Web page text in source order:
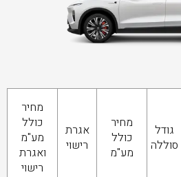
גודל
סוללה
מחיר
כולל
מע"מ
אגרת
רישוי
מחיר
כולל
מע"מ
ואגרת
רישוי